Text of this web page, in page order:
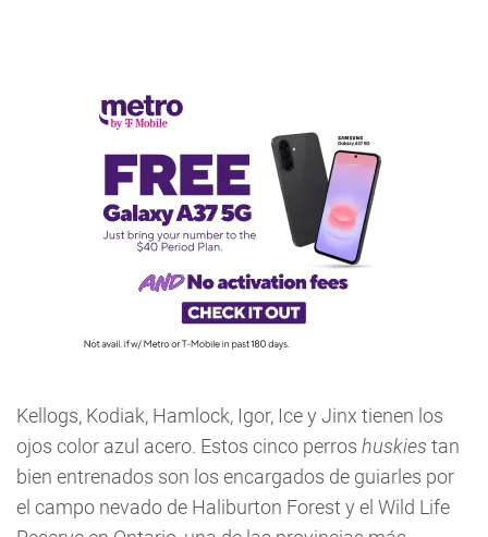
Kellogs, Kodiak, Hamlock, Igor, Ice y Jinx tienen los
ojos color azul acero. Estos cinco perros huskies tan
bien entrenados son los encargados de guiarles por
el campo nevado de Haliburton Forest y el Wild Life